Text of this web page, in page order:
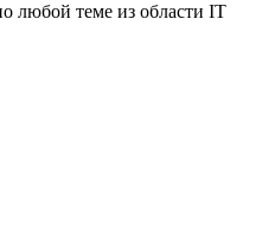
любой теме из области IT